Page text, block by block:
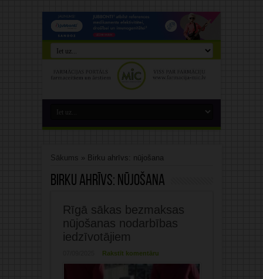
Sākums » Birku ahrīvs: nūjošana
Birku ahrīvs: nūjošana
Rīgā sākas bezmaksas
nūjošanas nodarbības
iedzīvotājiem
Rakstīt komentāru